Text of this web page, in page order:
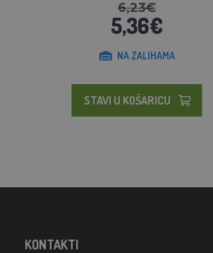
6,23€
5,36€
NA ZALIHAMA
STAVI U KOŠARICU
KONTAKTI